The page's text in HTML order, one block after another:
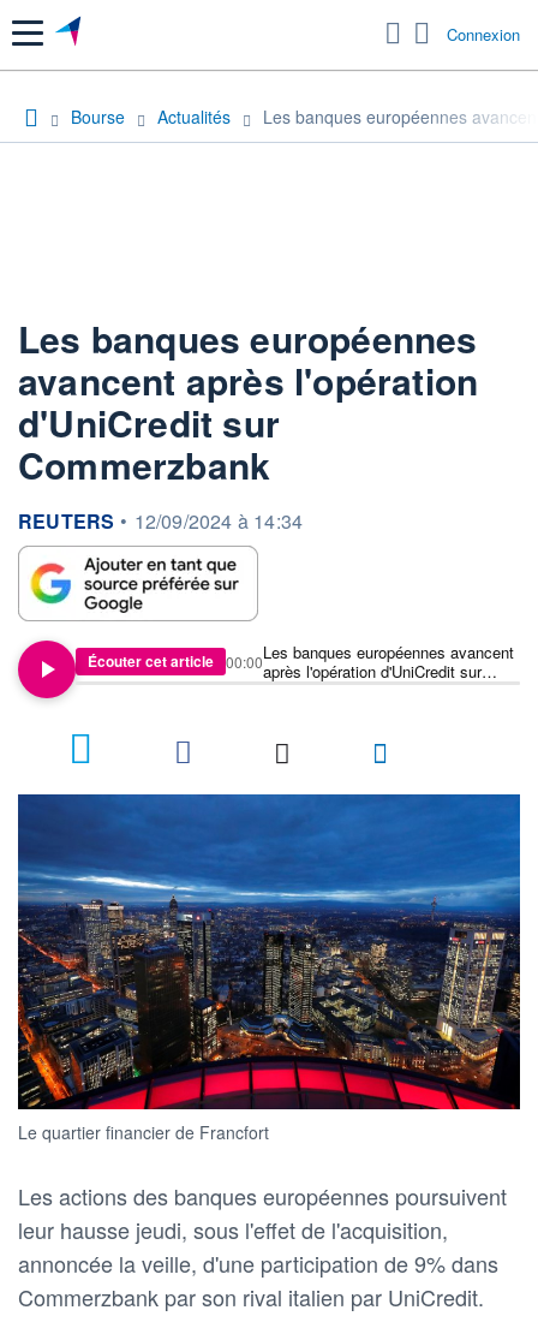
Menu Connexion
Bourse Actualités Les banques européennes
Les banques européennes
avancent après l'opération
d'UniCredit sur
Commerzbank
information fournie par
REUTERS • 12/09/2024 à 14:34
Écouter cet article
Les banques européennes avancent
après l'opération d'UniCredit sur
Commerzbank
00:00
Le quartier financier de Francfort
Les actions des banques européennes poursuivent
leur hausse jeudi, sous l'effet de l'acquisition,
annoncée la veille, d'une participation de 9% dans
Commerzbank par son rival italien par UniCredit.